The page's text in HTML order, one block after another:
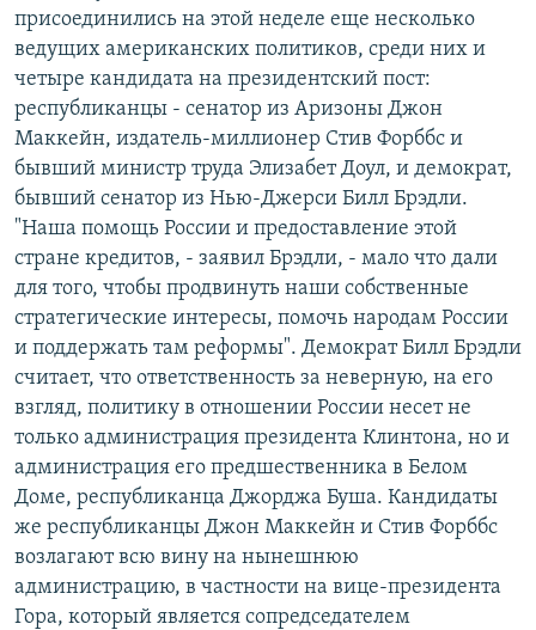
присоединились на этой неделе еще несколько
ведущих американских политиков, среди них и
четыре кандидата на президентский пост:
республиканцы - сенатор из Аризоны Джон
Маккейн, издатель-миллионер Стив Форббс и
бывший министр труда Элизабет Доул, и демократ,
бывший сенатор из Нью-Джерси Билл Брэдли.
"Наша помощь России и предоставление этой
стране кредитов, - заявил Брэдли, - мало что дали
для того, чтобы продвинуть наши собственные
стратегические интересы, помочь народам России
и поддержать там реформы". Демократ Билл Брэдли
считает, что ответственность за неверную, на его
взгляд, политику в отношении России несет не
только администрация президента Клинтона, но и
администрация его предшественника в Белом
Доме, республиканца Джорджа Буша. Кандидаты
же республиканцы Джон Маккейн и Стив Форббс
возлагают всю вину на нынешнюю
администрацию, в частности на вице-президента
Гора, который является сопредседателем